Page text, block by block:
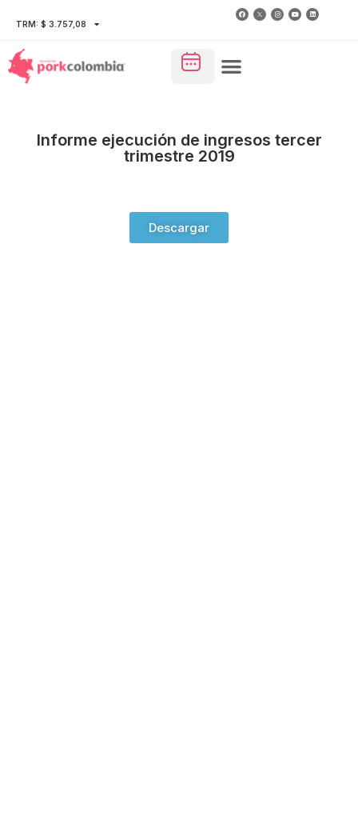
TRM: $ 3.757,08
Informe ejecución de ingresos tercer
trimestre 2019
Descargar